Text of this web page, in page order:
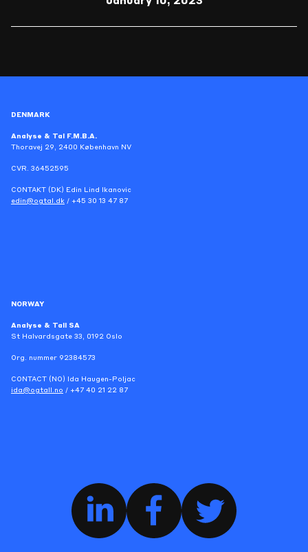
DENMARK
Analyse & Tal F.M.B.A.
Thoravej 29, 2400 København NV
CVR. 36452595
CONTAKT (DK) Edin Lind Ikanovic
edin@ogtal.dk / +45 30 13 47 87
NORWAY
Analyse & Tall SA
St Halvardsgate 33, 0192 Oslo
Org. nummer 92384573
CONTACT (NO) Ida Haugen-Poljac
ida@ogtall.no / +47 40 21 22 87